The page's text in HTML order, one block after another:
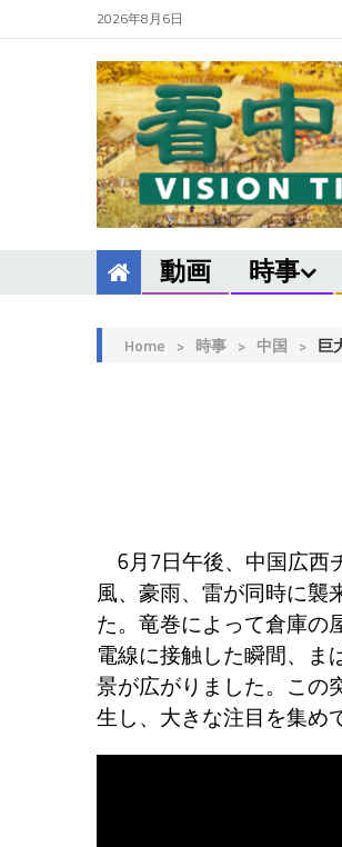
2026年8月6日
動画 時事
Home > 時事 > 中国 > 巨
6月7日午後、中国広西
風、豪雨、雷が同時に襲
た。竜巻によって倉庫の
電線に接触した瞬間、ま
景が広がりました。この
生し、大きな注目を集め